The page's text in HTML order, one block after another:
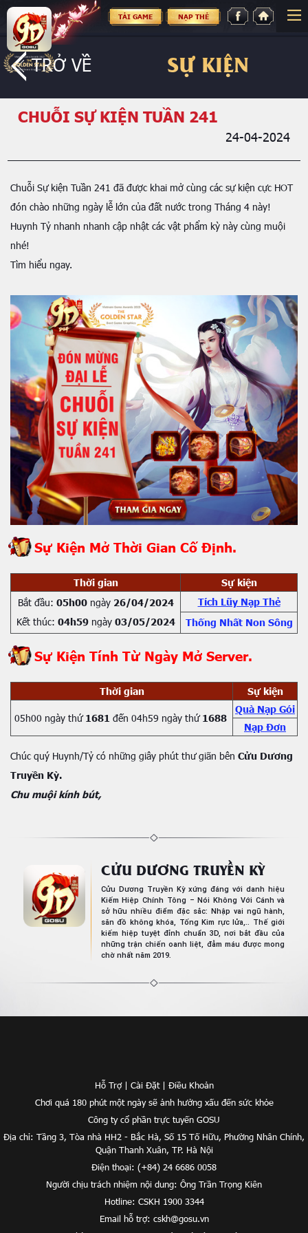
TẢI GAME NẠP THẺ
SỰ KIỆN
TRỞ VỀ
CHUỖI SỰ KIỆN TUẦN 241
24-04-2024
Chuỗi Sự kiện Tuần 241 đã được khai mở cùng các sự kiện cực HOT
đón chào những ngày lễ lớn của đất nước trong Tháng 4 này!
Huynh Tỷ nhanh nhanh cập nhật các vật phẩm kỳ này cùng muội
nhé!
Tìm hiểu ngay.
Sự Kiện Mở Thời Gian Cố Định.
Thời gian
Sự kiện
Bắt đầu: 05h00ngày 26/04/2024
Kết thúc: 04h59ngày 03/05/2024
Tích Lũy Nạp Thẻ
Thống Nhất Non Sông
Sự Kiện Tính Từ Ngày Mở Server.
Thời gian Sự kiện
05h00 ngày thứ 1681 đến 04h59 ngày thứ 1688
Quà Nạp Gói
Nạp Đơn
Chúc quý Huynh/Tỷ có những giây phút thư giãn bên Cửu Dương
Truyền Kỳ.
Chu muội kính bút,
CỬU DƯƠNG TRUYỀN KỲ
Cửu Dương Truyền Kỳ xứng đáng với danh hiệu
Kiếm Hiệp Chính Tông – Nói Không Với Cánh và
sở hữu nhiều điểm đặc sắc: Nhập vai ngũ hành,
săn đồ không khóa, Tống Kim rực lửa,.. Thế giới
kiếm hiệp tuyệt đỉnh chuẩn 3D, nơi bắt đầu của
những trận chiến oanh liệt, đẫm máu được mong
chờ nhất năm 2019.
Hỗ Trợ| Cài Đặt| Điều Khoản
Chơi quá 180 phút một ngày sẽ ảnh hưởng xấu đến sức khỏe
Công ty cổ phần trực tuyến GOSU
Địa chỉ: Tầng 3, Tòa nhà HH2 - Bắc Hà, Số 15 Tố Hữu, Phường Nhân Chính,
Quận Thanh Xuân, TP. Hà Nội
Điện thoại: (+84) 24 6686 0058
Người chịu trách nhiệm nội dung: Ông Trần Trọng Kiên
Hotline: CSKH 1900 3344
Email hỗ trợ: cskh@gosu.vn